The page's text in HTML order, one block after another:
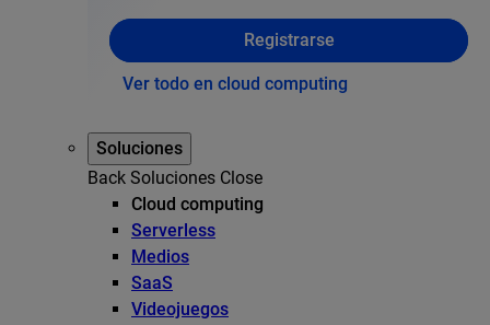
Registrarse
Ver todo en cloud computing
Soluciones
Back Soluciones Close
Cloud computing
Serverless
Medios
SaaS
Videojuegos